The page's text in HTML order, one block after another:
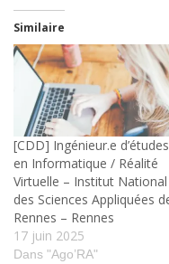
Similaire
[CDD] Ingénieur.e d’études
en Informatique / Réalité
Virtuelle – Institut National
des Sciences Appliquées
Rennes – Rennes
17 juin 2025
Dans "Ago’RA"